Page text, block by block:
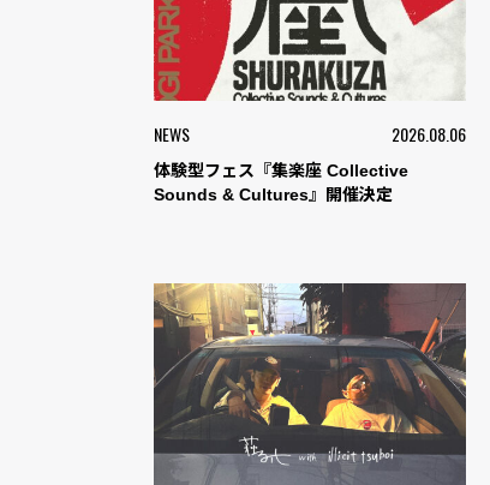
NEWS 2026.08.06
体験型フェス『集楽座 Collective
Sounds & Cultures』開催決定